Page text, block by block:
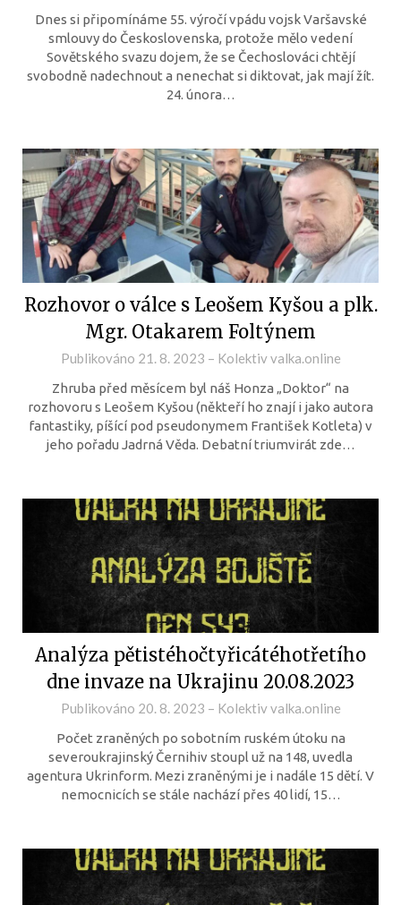
Dnes si připomínáme 55. výročí vpádu vojsk Varšavské
smlouvy do Československa, protože mělo vedení
Sovětského svazu dojem, že se Čechoslováci chtějí
svobodně nadechnout a nenechat si diktovat, jak mají žít.
24. února…
Rozhovor o válce s Leošem Kyšou a plk.
Mgr. Otakarem Foltýnem
Publikováno 21. 8. 2023 – Kolektiv valka.online
Zhruba před měsícem byl náš Honza „Doktor“ na
rozhovoru s Leošem Kyšou (někteří ho znají i jako autora
fantastiky, píšící pod pseudonymem František Kotleta) v
jeho pořadu Jadrná Věda. Debatní triumvirát zde…
Analýza pětistéhočtyřicátéhotřetího
dne invaze na Ukrajinu 20.08.2023
Publikováno 20. 8. 2023 – Kolektiv valka.online
Počet zraněných po sobotním ruském útoku na
severoukrajinský Černihiv stoupl už na 148, uvedla
agentura Ukrinform. Mezi zraněnými je i nadále 15 dětí. V
nemocnicích se stále nachází přes 40 lidí, 15…